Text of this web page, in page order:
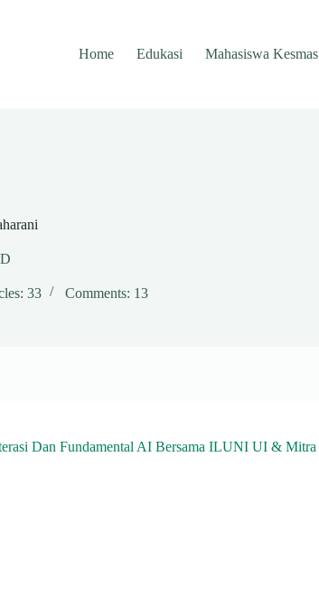
Home Edukasi Mahasiswa Kesmas
33 Comments: 13
Dan Fundamental AI Bersama ILUNI UI & Mitra